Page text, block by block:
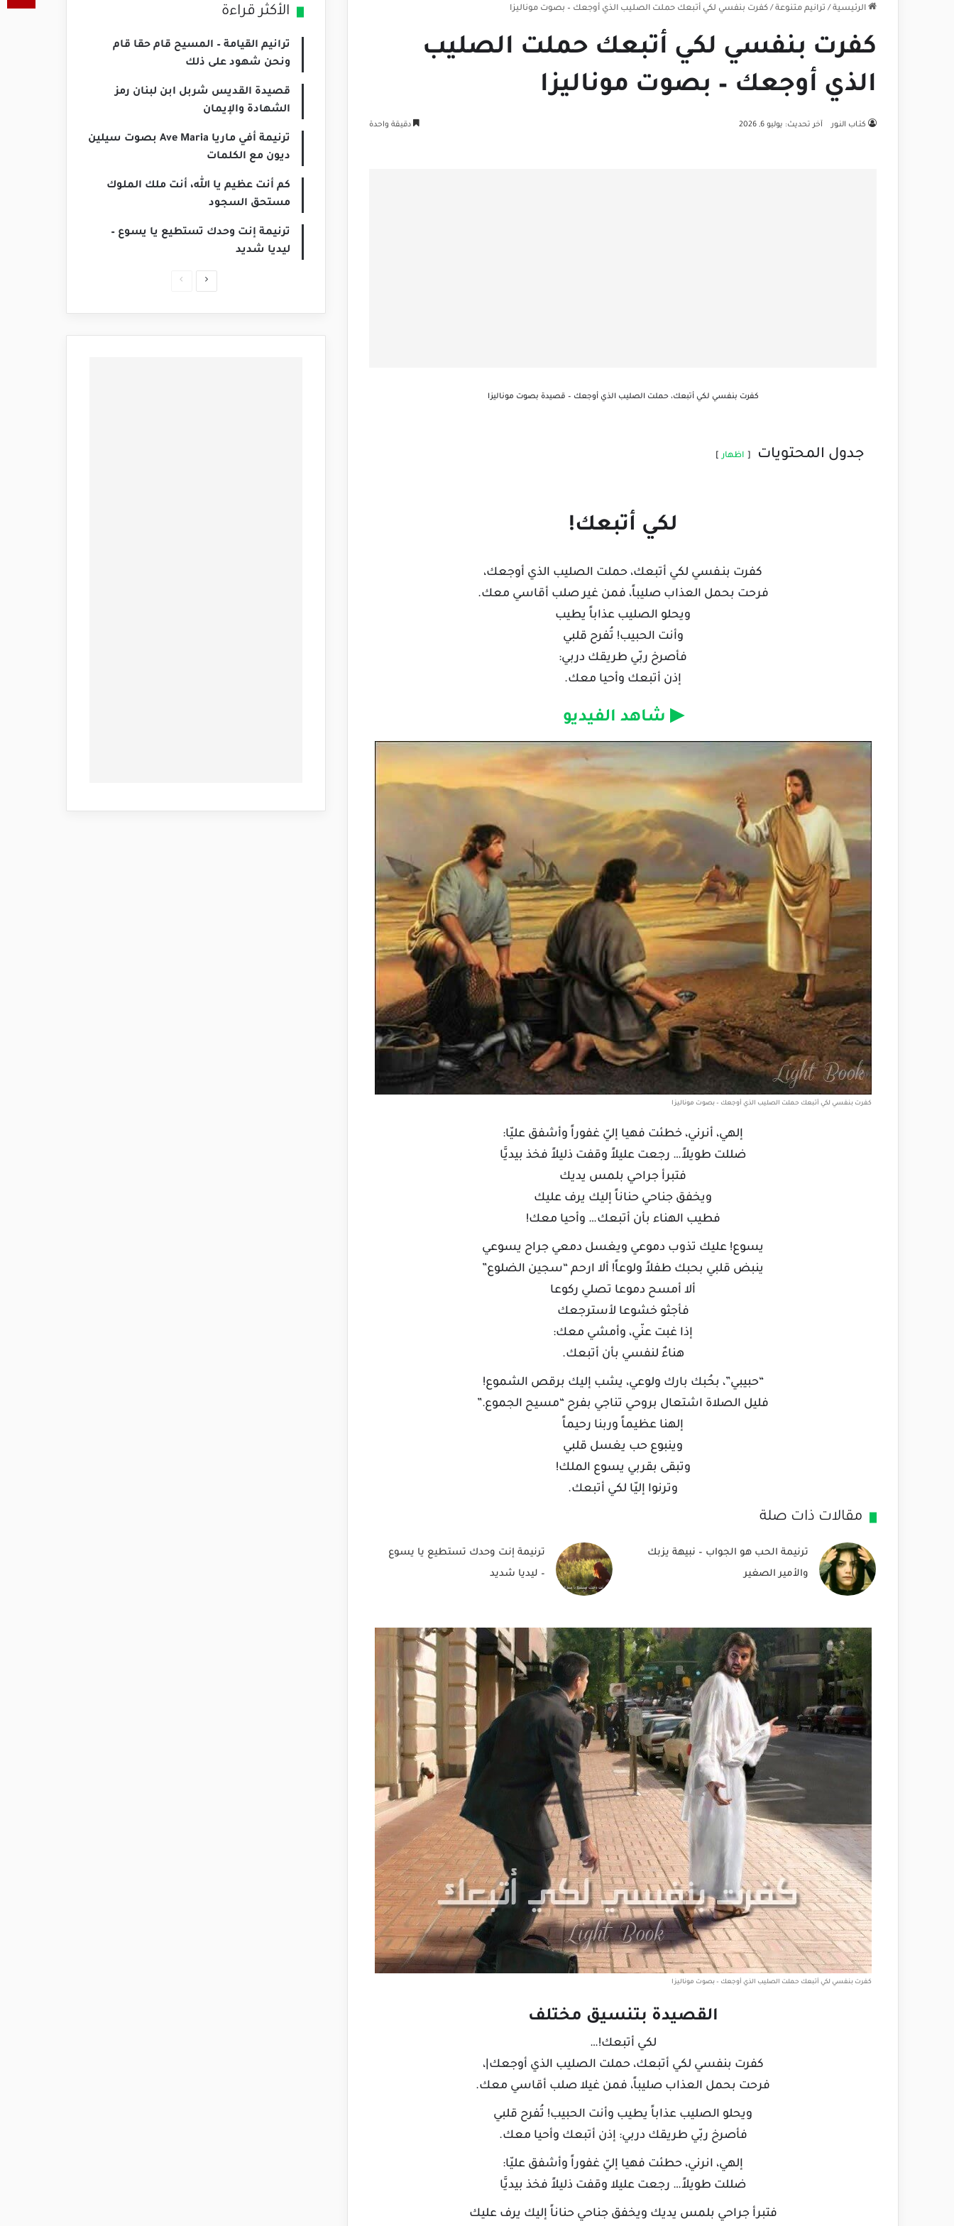
الرئيسية / ترانيم متنوعة / كفرت بنفسي لكي أتبعك حملت الصليب الذي أوجعك – بصوت موناليزا
كفرت بنفسي لكي أتبعك حملت الصليب
الذي أوجعك – بصوت موناليزا
كتـاب النـور آخر تحديث: يوليو 6, 2026 دقيقة واحدة
كفرت بنفسي لكي أتبعك، حملت الصليب الذي أوجعك – قصيدة بصوت موناليزا
جدول المحتويات اظهار
لكي أتبعك!
كفرت بنـفسي لكي أتبعك، حملت الصليب الذي أوجعك،
فرحت بحمل العذاب صليباً، فمن غير صلب أقاسي معك.
ويحلو الصليب عذاباً يطيب
وأنت الحبيب! تُفرح قلبي
فأصرخ ربّي طريقك دربي:
إذن أتبعك وأحيا معك.
▶ شاهد الفيديو
كفرت بنفسي لكي أتبعك حملت الصليب الذي أوجعك – بصوت موناليزا
إلهي، أنرني، خطئت فهيا إليّ غفوراً وأشفق عليّا:
ضللت طويلاً… رجعت عليلاً وقفت ذليلاً فخذ بيديَّا
فتبرأ جراحي بلمس يديك
ويخفق جناحي حناناً إليك يرف عليك
فطيب الهناء بأن أتبعك… وأحيا معك!
يسوع! عليك تذوب دموعي ويغسل دمعي جراح يسوعي
ينبض قلبي بحبك طفلاً ولوعاً! ألا ارحم “سجين الضلوع”
ألا أمسح دموعا تصلي ركوعا
فأجثو خشوعا لأسترجعك
إذا غبت عنّي، وأمشي معك:
هناءٌ لنفسي بأن أتبعك.
“حبيبي”، بحُبك بارك ولوعي، يشب إليك برقص الشموع!
فليل الصلاة اشتعال بروحي تناجي بفرح “مسيح الجموع.”
إلهنا عظيماً وربنا رحيماً
وينبوع حب يغسل قلبي
وتبقى بقربي يسوع الملك!
وترنوا إليّا لكي أتبعك.
مقالات ذات صلة
ترنيمة الحب هو الجواب – نبيهة يزبك
والأمير الصغير
ترنيمة إنت وحدك تستطيع يا يسوع
– ليديا شديد
كفرت بنفسي لكي أتبعك حملت الصليب الذي أوجعك – بصوت موناليزا
القصيدة بتنسيق مختلف
لكي أتبعك!…
كفرت بنفسي لكي أتبعك، حملت الصليب الذي أوجعك|،
فرحت بحمل العذاب صليباً، فمن غيلا صلب أقاسي معك.
ويحلو الصليب عذاباً يطيب وأنت الحبيب! تُفرح قلبي
فأصرخ ربّي طريقك دربي: إذن أتبعك وأحيا معك.
إلهي، انرني، حطئت فهيا إليّ غفوراً وأشفق عليّا:
ضللت طويلاً… رجعت عليلا وقفت ذليلاً فخذ بيديَّا
فتبرأ جراحي بلمس يديك ويخفق جناحي حناناً إليك يرف عليك
الأكثر قراءة
ترانيم القيامة – المسيح قام حقا قام
ونحن شهود على ذلك
قصيدة القديس شربل ابن لبنان رمز
الشهادة والإيمان
ترنيمة أفي ماريا Ave Maria بصوت سيلين
ديون مع الكلمات
كم أنت عظيم يا الله، أنت ملك الملوك
مستحق السجود
ترنيمة إنت وحدك تستطيع يا يسوع –
ليديا شديد
الصفحةالصفحة